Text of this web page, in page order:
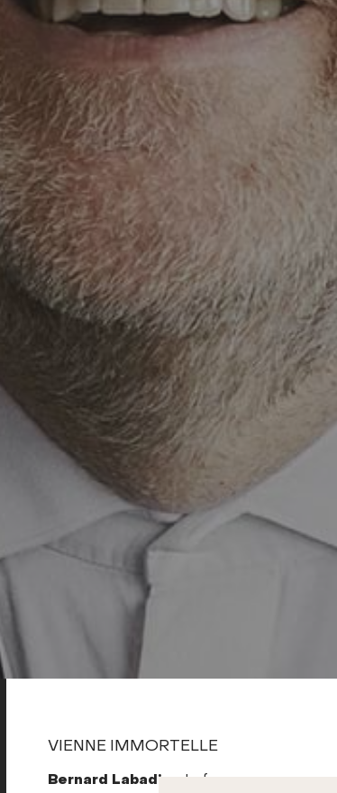
VIENNE IMMORTELLE
Bernard Labadie
, chef